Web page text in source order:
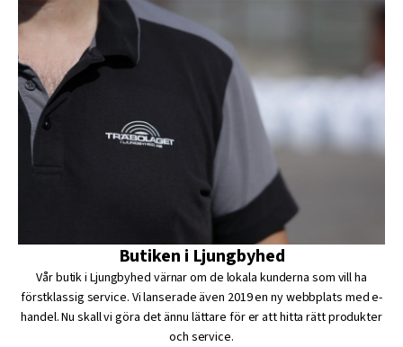
Butiken i Ljungbyhed
Vår butik i Ljungbyhed värnar om de lokala kunderna som vill ha
förstklassig service. Vi lanserade även 2019 en ny webbplats med e-
handel. Nu skall vi göra det ännu lättare för er att hitta rätt produkter
och service.